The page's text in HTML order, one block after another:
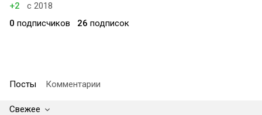
+2
с 2018
0 подписчиков 26 подписок
Посты Комментарии
Свежее